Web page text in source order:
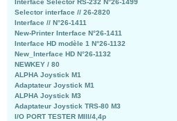
Interface Selector RS-232 N°26-1499
Selector interface // 26-2820
Interface // N°26-1411
New-Printer Interface N°26-1411
Interface HD modèle 1 N°26-1132
New_Interface HD N°26-1132
NEWKEY / 80
ALPHA Joystick M1
Adaptateur Joystick M1
ALPHA Joystick M3
Adaptateur Joystick TRS-80 M3
I/O PORT TESTER MIII/4,4p